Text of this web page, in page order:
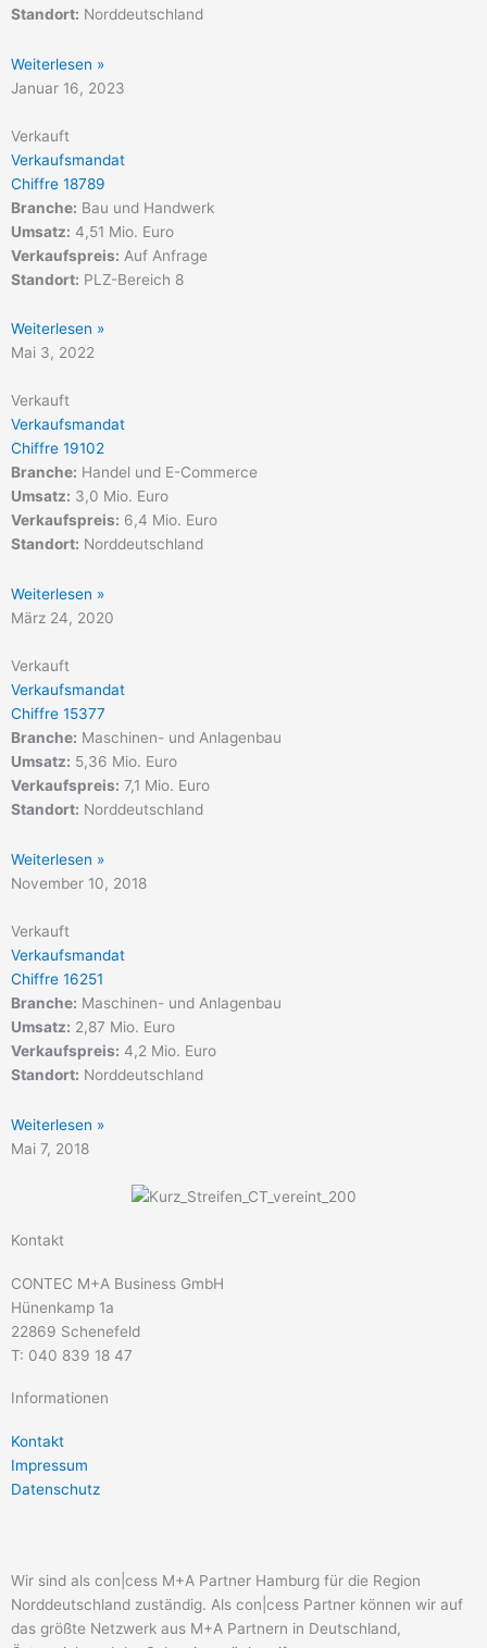
Standort: Norddeutschland
Weiterlesen »
Januar 16, 2023
Verkauft
Verkaufsmandat
Chiffre 18789
Branche: Bau und Handwerk
Umsatz: 4,51 Mio. Euro
Verkaufspreis: Auf Anfrage
Standort: PLZ-Bereich 8
Weiterlesen »
Mai 3, 2022
Verkauft
Verkaufsmandat
Chiffre 19102
Branche: Handel und E-Commerce
Umsatz: 3,0 Mio. Euro
Verkaufspreis: 6,4 Mio. Euro
Standort: Norddeutschland
Weiterlesen »
März 24, 2020
Verkauft
Verkaufsmandat
Chiffre 15377
Branche: Maschinen- und Anlagenbau
Umsatz: 5,36 Mio. Euro
Verkaufspreis: 7,1 Mio. Euro
Standort: Norddeutschland
Weiterlesen »
November 10, 2018
Verkauft
Verkaufsmandat
Chiffre 16251
Branche: Maschinen- und Anlagenbau
Umsatz: 2,87 Mio. Euro
Verkaufspreis: 4,2 Mio. Euro
Standort: Norddeutschland
Weiterlesen »
Mai 7, 2018
Kontakt
CONTEC M+A Business GmbH
Hünenkamp 1a
22869 Schenefeld
T: 040 839 18 47
Informationen
Kontakt
Impressum
Datenschutz
Wir sind als con|cess M+A Partner Hamburg für die Region
Norddeutschland zuständig. Als con|cess Partner können wir auf
das größte Netzwerk aus M+A Partnern in Deutschland,